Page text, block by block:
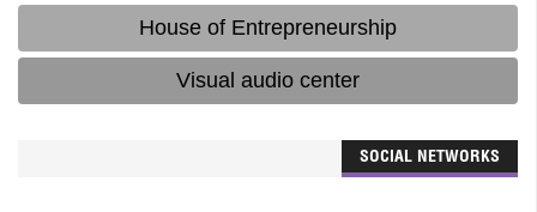
House of Entrepreneurship
Visual audio center
SOCIAL NETWORKS